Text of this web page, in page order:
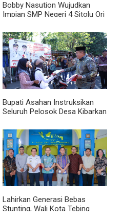
Bobby Nasution Wujudkan
Impian SMP Negeri 4 Sitolu Ori
Bupati Asahan Instruksikan
Seluruh Pelosok Desa Kibarkan
Lahirkan Generasi Bebas
Stunting, Wali Kota Tebing